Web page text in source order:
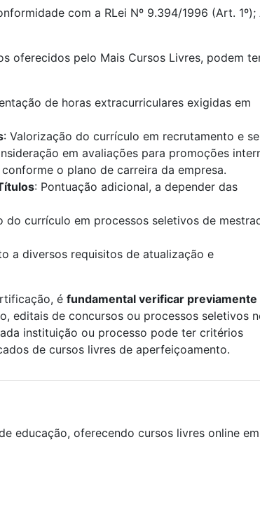
com a RLei Nº 9.394/1996 (Art.
oferecidos pelo Mais Cursos Livres, podem
de horas extracurriculares exigidas em
: Valorização do currículo em recrutamento e
em avaliações para promoções
o plano de carreira da empresa.
: Pontuação adicional, a depender das
do currículo em processos seletivos de
a diversos requisitos de atualização e
é fundamental verificar previamente
editais de concursos ou processos seletivos
instituição ou processo pode ter critérios
de cursos livres de aperfeiçoamento.
educação, oferecendo cursos livres online